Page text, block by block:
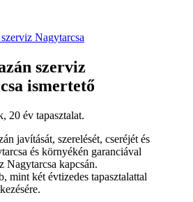
Nagytarcsa
szerviz
ismertető
20 év tapasztalat.
javítását, szerelését, cseréjét és
és környékén garanciával
Nagytarcsa kapcsán.
mint két évtizedes tapasztalattal